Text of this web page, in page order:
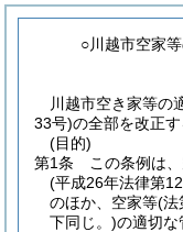
○川越市空家
川越市空き家等の
33号)の全部を改正す
(目的)
第1条
この条例は
(平成26年法律第
のほか、空家等(法
下同じ。)の適切な